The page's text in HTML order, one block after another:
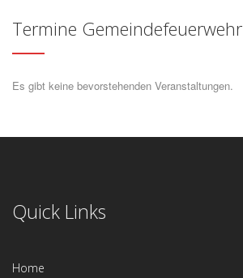
Termine Gemeindefeuerwehr
Es gibt keine bevorstehenden Veranstaltungen.
Quick Links
Home